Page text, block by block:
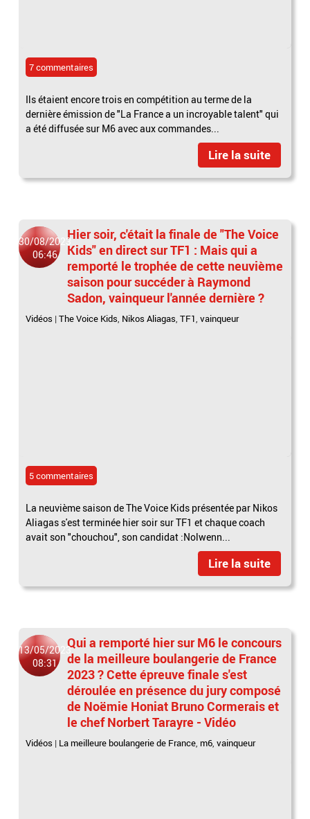
7 commentaires
Ils étaient encore trois en compétition au terme de la
dernière émission de "La France a un incroyable talent" qui
a été diffusée sur M6 avec aux commandes...
Lire la suite
30/08/2023
06:46
Hier soir, c'était la finale de "The Voice
Kids" en direct sur TF1 : Mais qui a
remporté le trophée de cette neuvième
saison pour succéder à Raymond
Sadon, vainqueur l'année dernière ?
Vidéos |The Voice Kids, Nikos Aliagas,TF1,vainqueur
5 commentaires
La neuvième saison de The Voice Kids présentée par Nikos
Aliagas s'est terminée hier soir sur TF1 et chaque coach
avait son "chouchou", son candidat :Nolwenn...
Lire la suite
13/05/2023
08:31
Qui a remporté hier sur M6 le concours
de la meilleure boulangerie de France
2023 ? Cette épreuve finale s'est
déroulée en présence du jury composé
de Noëmie Honiat Bruno Cormerais et
le chef Norbert Tarayre - Vidéo
Vidéos | La meilleure boulangerie de France m6 ,vainqueur